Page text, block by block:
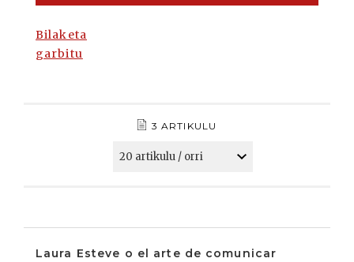
Bilaketa
garbitu
3 ARTIKULU
Laura Esteve o el arte de comunicar